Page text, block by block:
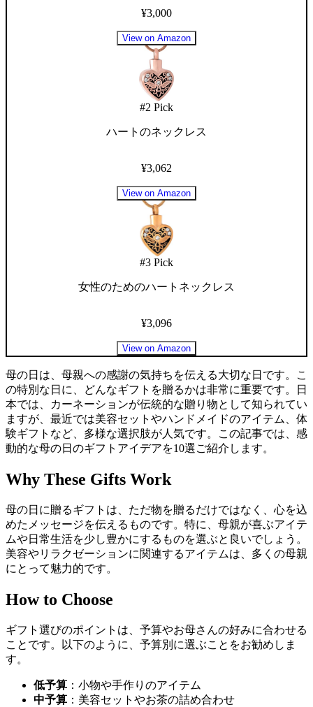
¥3,000
View on Amazon
#2 Pick
ハートのネックレス
¥3,062
View on Amazon
#3 Pick
女性のためのハートネックレス
¥3,096
View on Amazon
母の日は、母親への感謝の気持ちを伝える大切な日です。こ
の特別な日に、どんなギフトを贈るかは非常に重要です。日
本では、カーネーションが伝統的な贈り物として知られてい
ますが、最近では美容セットやハンドメイドのアイテム、体
験ギフトなど、多様な選択肢が人気です。この記事では、感
動的な母の日のギフトアイデアを10選ご紹介します。
Why These Gifts Work
母の日に贈るギフトは、ただ物を贈るだけではなく、心を込
めたメッセージを伝えるものです。特に、母親が喜ぶアイテ
ムや日常生活を少し豊かにするものを選ぶと良いでしょう。
美容やリラクゼーションに関連するアイテムは、多くの母親
にとって魅力的です。
How to Choose
ギフト選びのポイントは、予算やお母さんの好みに合わせる
ことです。以下のように、予算別に選ぶことをお勧めしま
す。
低予算 ：小物や手作りのアイテム
中予算 ：美容セットやお茶の詰め合わせ